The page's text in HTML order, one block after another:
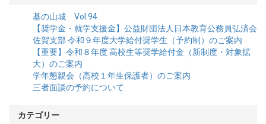
基の山城 Vol.94
【奨学金・就学支援金】公益財団法人日本教育公務員弘済会
佐賀支部 令和９年度大学給付奨学生（予約制）のご案内
【重要】令和８年度 高校生等奨学給付金（新制度・対象拡
大）のご案内
学年懇親会（高校１年生保護者）のご案内
三者面談の予約について
カテゴリー